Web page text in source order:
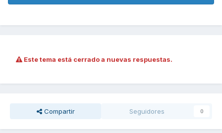
Este tema está cerrado a nuevas respuestas.
Compartir Seguidores 0